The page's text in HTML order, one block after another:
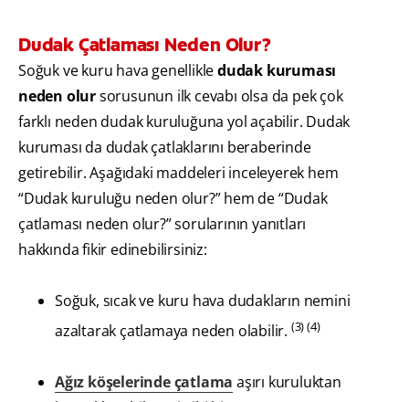
Dudak Çatlaması Neden Olur?
Soğuk ve kuru hava genellikledudak kuruması
neden olursorusunun ilk cevabı olsa da pek çok
farklı neden dudak kuruluğuna yol açabilir. Dudak
kuruması da dudak çatlaklarını beraberinde
getirebilir. Aşağıdaki maddeleri inceleyerek hem
“Dudak kuruluğu neden olur?” hem de “Dudak
çatlaması neden olur?” sorularının yanıtları
hakkında fikir edinebilirsiniz:
Soğuk, sıcak ve kuru hava dudakların nemini
azaltarak çatlamaya neden olabilir. (3) (4)
Ağız köşelerinde çatlama aşırı kuruluktan